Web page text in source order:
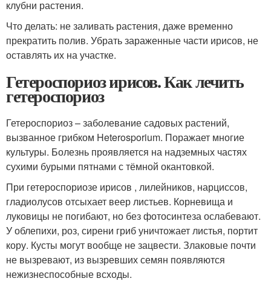
клубни растения.
Что делать: не заливать растения, даже временно
прекратить полив. Убрать зараженные части ирисов, не
оставлять их на участке.
Гетероспориоз ирисов. Как лечить
гетероспориоз
Гетероспориоз – заболевание садовых растений,
вызванное грибком Heterosporium. Поражает многие
культуры. Болезнь проявляется на надземных частях
сухими бурыми пятнами с тёмной окантовкой.
При гетероспориозе ирисов , лилейников, нарциссов,
гладиолусов отсыхает веер листьев. Корневища и
луковицы не погибают, но без фотосинтеза ослабевают.
У облепихи, роз, сирени гриб уничтожает листья, портит
кору. Кусты могут вообще не зацвести. Злаковые почти
не вызревают, из вызревших семян появляются
нежизнеспособные всходы.